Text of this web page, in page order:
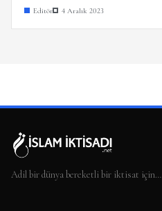
Editör 4 Aralık 2023
Adil bir dünya bereketli bir iktisat için…